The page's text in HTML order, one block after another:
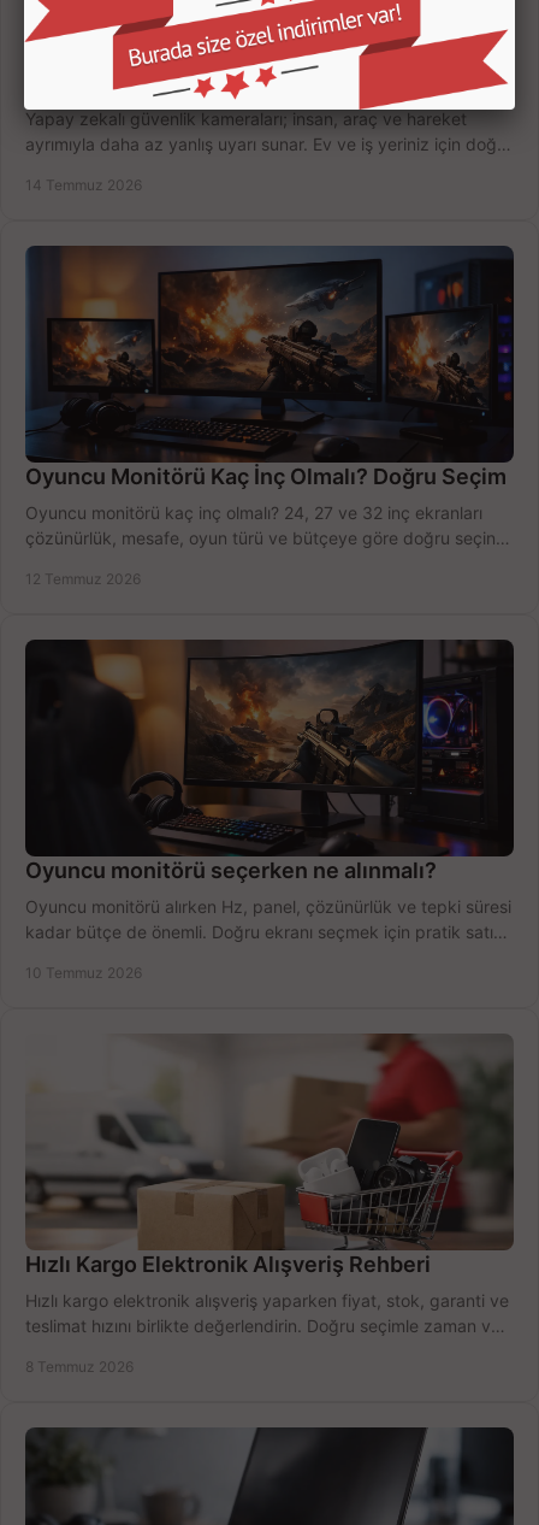
Yapay Zekalı Güvenlik Kameraları Nasıl Seçilir?
Yapay zekalı güvenlik kameraları; insan, araç ve hareket
ayrımıyla daha az yanlış uyarı sunar. Ev ve iş yeriniz için doğru
14 Temmuz 2026
Oyuncu Monitörü Kaç İnç Olmalı? Doğru Seçim
Oyuncu monitörü kaç inç olmalı? 24, 27 ve 32 inç ekranları
çözünürlük, mesafe, oyun türü ve bütçeye göre doğru seçin,
12 Temmuz 2026
Oyuncu monitörü seçerken ne alınmalı?
Oyuncu monitörü alırken Hz, panel, çözünürlük ve tepki süresi
kadar bütçe de önemli. Doğru ekranı seçmek için pratik satın
10 Temmuz 2026
Hızlı Kargo Elektronik Alışveriş Rehberi
Hızlı kargo elektronik alışveriş yaparken fiyat, stok, garanti ve
teslimat hızını birlikte değerlendirin. Doğru seçimle zaman ve
8 Temmuz 2026